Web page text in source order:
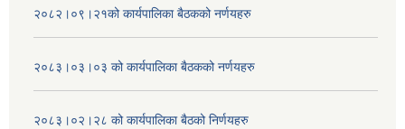
२०८२।०९।२१को कार्यपालिका बैठकको नर्णयहरु
२०८३।०३।०३ को कार्यपालिका बैठकको नर्णयहरु
२०८३।०२।२८ को कार्यपालिका बैठको निर्णयहरु